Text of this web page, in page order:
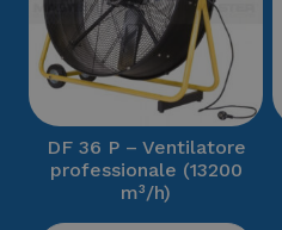
DF 36 P – Ventilatore
professionale (13200
m³/h)